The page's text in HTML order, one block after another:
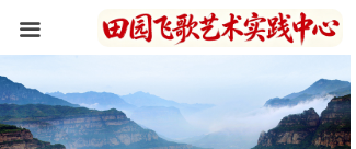
끀
首页
住宿环境